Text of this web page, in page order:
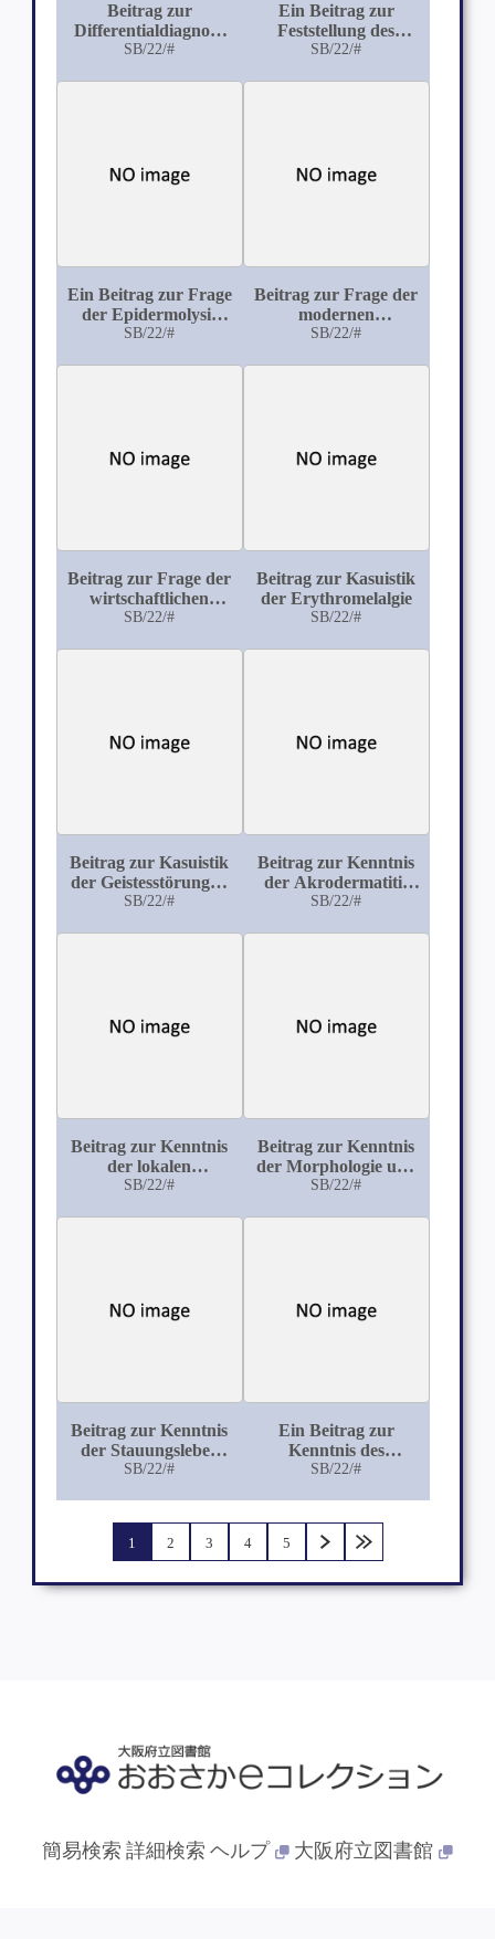
Beitrag zur
Differentialdiagnose
der multiplen Sklerose
SB/22/#
Ein Beitrag zur
Feststellung des
günstigsten
SB/22/#
Ein Beitrag zur Frage
der Epidermolysis
bullosa traumatica
SB/22/#
Beitrag zur Frage der
modernen
Varicenoperationen
SB/22/#
Beitrag zur Frage der
wirtschaftlichen
Folgen nicht im
SB/22/#
Beitrag zur Kasuistik
der Erythromelalgie
SB/22/#
Beitrag zur Kasuistik
der Geistesstörungen
im Greisenalter
SB/22/#
Beitrag zur Kenntnis
der Akrodermatitis
chronica atrophicans
SB/22/#
Beitrag zur Kenntnis
der lokalen
Coecumblähung beim
SB/22/#
Beitrag zur Kenntnis
der Morphologie und
Biologie der
Pseudodiphtheriebacillen
SB/22/#
Beitrag zur Kenntnis
der Stauungsleber
insbesondere der
SB/22/#
Ein Beitrag zur
Kenntnis des
Conjunctivaepithels
SB/22/#
1 2 3 4 5
簡易検索 詳細検索 ヘルプ 大阪府立図書館